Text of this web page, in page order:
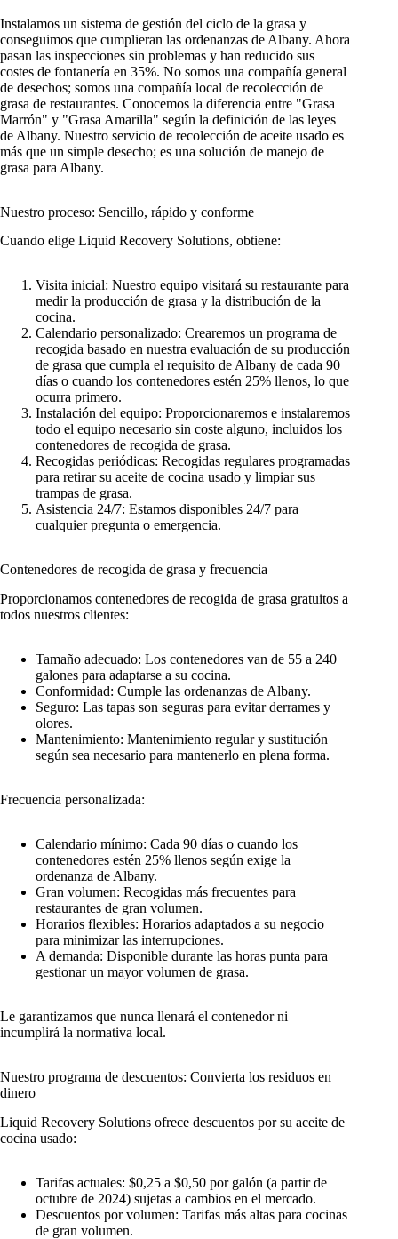
Instalamos un sistema de gestión del ciclo de la grasa y
conseguimos que cumplieran las ordenanzas de Albany. Ahora
pasan las inspecciones sin problemas y han reducido sus
costes de fontanería en 35%. No somos una compañía general
de desechos; somos una compañía local de recolección de
grasa de restaurantes. Conocemos la diferencia entre "Grasa
Marrón" y "Grasa Amarilla" según la definición de las leyes
de Albany. Nuestro servicio de recolección de aceite usado es
más que un simple desecho; es una solución de manejo de
grasa para Albany.
Nuestro proceso: Sencillo, rápido y conforme
Cuando elige Liquid Recovery Solutions, obtiene:
Visita inicial: Nuestro equipo visitará su restaurante para
medir la producción de grasa y la distribución de la
cocina.
Calendario personalizado: Crearemos un programa de
recogida basado en nuestra evaluación de su producción
de grasa que cumpla el requisito de Albany de cada 90
días o cuando los contenedores estén 25% llenos, lo que
ocurra primero.
Instalación del equipo: Proporcionaremos e instalaremos
todo el equipo necesario sin coste alguno, incluidos los
contenedores de recogida de grasa.
Recogidas periódicas: Recogidas regulares programadas
para retirar su aceite de cocina usado y limpiar sus
trampas de grasa.
Asistencia 24/7: Estamos disponibles 24/7 para
cualquier pregunta o emergencia.
Contenedores de recogida de grasa y frecuencia
Proporcionamos contenedores de recogida de grasa gratuitos a
todos nuestros clientes:
Tamaño adecuado: Los contenedores van de 55 a 240
galones para adaptarse a su cocina.
Conformidad: Cumple las ordenanzas de Albany.
Seguro: Las tapas son seguras para evitar derrames y
olores.
Mantenimiento: Mantenimiento regular y sustitución
según sea necesario para mantenerlo en plena forma.
Frecuencia personalizada:
Calendario mínimo: Cada 90 días o cuando los
contenedores estén 25% llenos según exige la
ordenanza de Albany.
Gran volumen: Recogidas más frecuentes para
restaurantes de gran volumen.
Horarios flexibles: Horarios adaptados a su negocio
para minimizar las interrupciones.
A demanda: Disponible durante las horas punta para
gestionar un mayor volumen de grasa.
Le garantizamos que nunca llenará el contenedor ni
incumplirá la normativa local.
Nuestro programa de descuentos: Convierta los residuos en
dinero
Liquid Recovery Solutions ofrece descuentos por su aceite de
cocina usado:
Tarifas actuales: $0,25 a $0,50 por galón (a partir de
octubre de 2024) sujetas a cambios en el mercado.
Descuentos por volumen: Tarifas más altas para cocinas
de gran volumen.